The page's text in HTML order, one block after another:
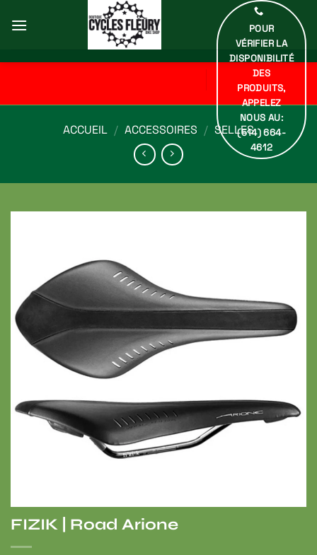
au
POUR
VÉRIFIER LA
DISPONIBILITÉ
DES
PRODUITS,
APPELEZ
NOUS AU:
(514) 664-
4612
ACCUEIL / ACCESSOIRES / SELLES
FIZIK | Road Arione